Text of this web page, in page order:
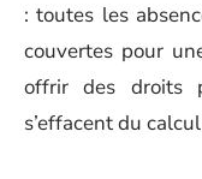
: toutes les
couvertes pour
offrir des droits
s’effacent du